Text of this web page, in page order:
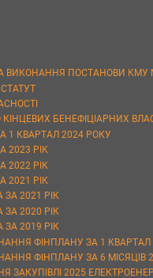
ВИКОНАННЯ ПОСТАНОВИ КМУ
КІНЦЕВИХ БЕНЕФІЦІАРНИХ
1 КВАРТАЛ 2024 РОКУ
2023 РІК
2022 РІК
2021 РІК
ЗА 2021 РІК
ЗА 2020 РІК
ЗА 2019 РІК
ФІНПЛАНУ ЗА 1 КВАРТАЛ
ФІНПЛАНУ ЗА 6 МІСЯЦІВ
ЗАКУПІВЛІ 2025